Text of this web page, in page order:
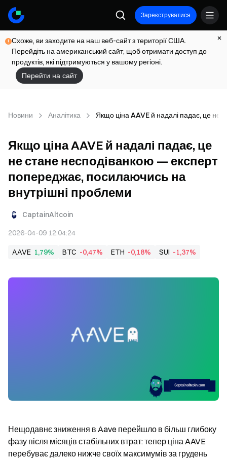
Зареєструватися
Схоже, ви заходите на наш веб-сайт з території США.
Перейдіть на американський сайт, щоб отримати доступ до
продуктів, які підтримуються у вашому регіоні.
Перейти на сайт
Новини Аналітика Якщо ціна AAVE й надалі падає, це не
Якщо ціна AAVE й надалі падає, це
не стане несподіванкою — експерт
попереджає, посилаючись на
внутрішні проблеми
CaptainAltcoin
2026-04-09 12:04:24
AAVE 1,79% BTC -0,47% ETH -0,18% SUI -1,37%
Нещодавнє зниження в Aave перейшло в більш глибоку
фазу після місяців стабільних втрат: тепер ціна AAVE
перебуває далеко нижче своїх максимумів за грудень